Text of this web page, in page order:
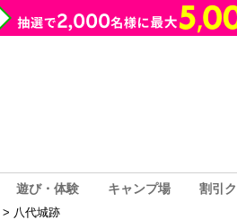
遊び・体験 キャンプ場 割引
> 八代城跡